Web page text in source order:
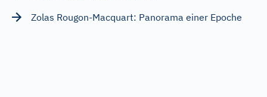
Zolas Rougon-Macquart: Panorama einer Epoche